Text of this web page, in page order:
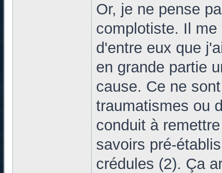
Or, je ne pense
complotiste. Il
d'entre eux que
en grande partie
cause. Ce ne
traumatismes ou
conduit à
savoirs pré-
crédules (2). Ça